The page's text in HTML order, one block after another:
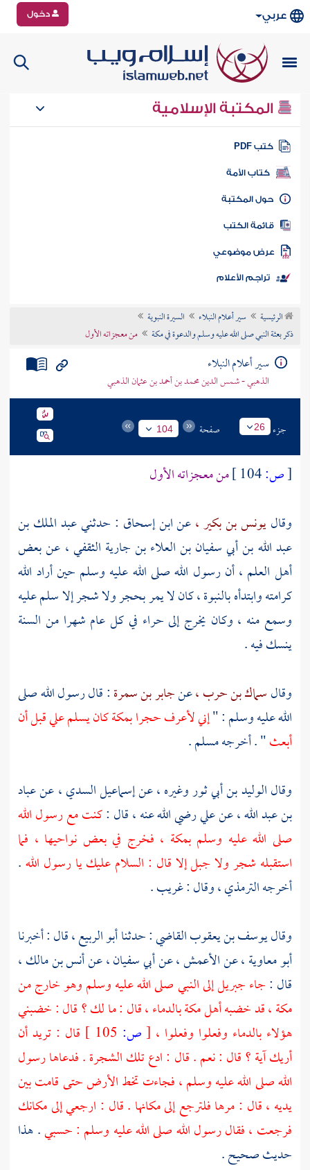
عربي دخول
المكتبة الإسلامية
كتب PDF
كتاب الأمة
المكتبة
الكتب
موضوعي
تراجم الأعلام
الرئيسية سير أعلام النبلاء
السيرة النبوية
ذكر بعثة النبي صلى الله عليه وسلم والدعوة في مكة
من معجزاته الأول
سير أعلام النبلاء
الذهبي - شمس الدين محمد بن أحمد بن عثمان الذهبي
جزء 26 صفحة 104
[ص:
من معجزاته الأول
وقاليونس بن بكير ،عنابن إسحاق : حدثنيعبد الملك بن
عبد الله بن أبي سفيان بن العلاء بن جارية الثقفي ، عن بعض
أهل العلم ، أن رسول الله صلى الله عليه وسلم حين أراد الله
كرامته وابتدأه بالنبوة ، كان لا يمر بحجر ولا شجر إلا سلم عليه
وسمع منه ، وكان يخرج إلى حراء في كل عام شهرا من السنة
ينسك فيه .
وقالسماك بن حرب ،عنجابر بن سمرة: قال رسول الله صلى
الله عليه وسلم : "إني لأعرف حجرابمكةكان يسلم علي قبل أن
أبعث" . أخرجهمسلم.
وقالالوليد بن أبي ثوروغيره ، عنإسماعيل السدي ،عنعباد
بن عبد الله ،عنعليرضي الله عنه ، قال :كنت مع رسول الله
صلى الله عليه وسلمبمكة ، فخرج في بعض نواحيها ، فما
استقبله شجر ولا جبل إلا قال : السلام عليك يا رسول الله.
أخرجهالترمذي ،وقال : غريب .
وقاليوسف بن يعقوب القاضي: حدثناأبو الربيع ،قال : أخبرنا
أبو معاوية ،عنالأعمش ،عنأبي سفيان ،عنأنس بن مالك ،
قال :جاءجبريلإلى النبي صلى الله عليه وسلم وهو خارج من
مكة ،قد خضبهأهل مكةبالدماء ، قال : ما لك ؟ قال : خضبني
هؤلاء بالدماء وفعلوا وفعلوا ، [ص:
قال : تريد أن
أريك آية ؟ قال : نعم . قال : ادع تلك الشجرة . فدعاها رسول
الله صلى الله عليه وسلم ، فجاءت تخط الأرض حتى قامت بين
يديه ، قال : مرها فلترجع إلى مكانها . قال : ارجعي إلى مكانك
فرجعت ، فقال رسول الله صلى الله عليه وسلم : حسبي. هذا
حديث صحيح .